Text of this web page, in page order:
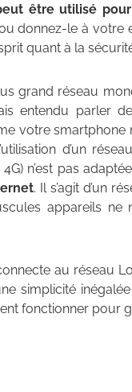
être utilisé
donnez-le à
quant à la
grand réseau
entendu parler
votre
d’un
n’est pas
. Il s’agit d’un
appareils
au réseau
simplicité
fonctionner pour